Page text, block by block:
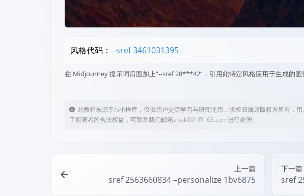
风格代码： --sref 3461031395
在 Midjourney 提示词后面加上“--sref 28***42”，引用此特定风格应用于生成的图
此教程来源于Ai小样库，仅供用户交流学习与研究使用，版权归属原版权方所有，
了原著者的合法权益，可联系我们邮箱aixyk001@163.com进行处理。
上一篇
sref 2563660834 –personalize 1bv6875
下一篇
sref